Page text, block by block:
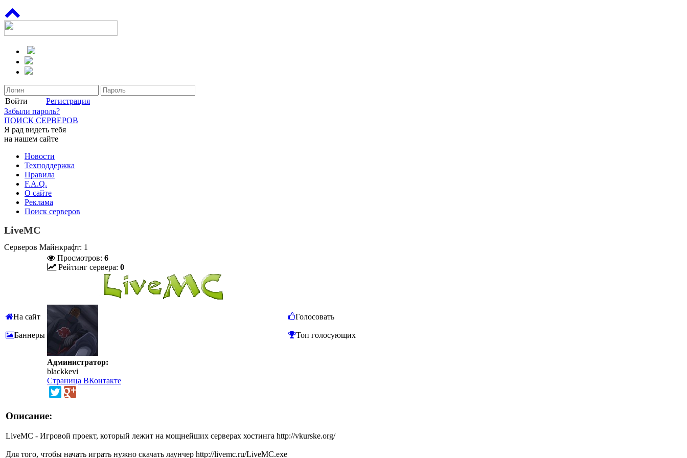
Войти
Регистрация
Забыли пароль?
ПОИСК СЕРВЕРОВ
Я рад видеть тебя
на нашем сайте
Новости
Техподдержка
Правила
F.A.Q.
О сайте
Реклама
Поиск серверов
LiveMC
Серверов Майнкрафт: 1
На сайт
Баннеры
Просмотров: 6
Рейтинг сервера: 0
Администратор:
blackkevi
Страница ВКонтакте
Голосовать
Топ голосующих
Описание:
LiveMC - Игровой проект, который лежит на мощнейших серверах хостинга http://vkurske.org/
Для того, чтобы начать играть нужно скачать лаунчер http://livemc.ru/LiveMC.exe